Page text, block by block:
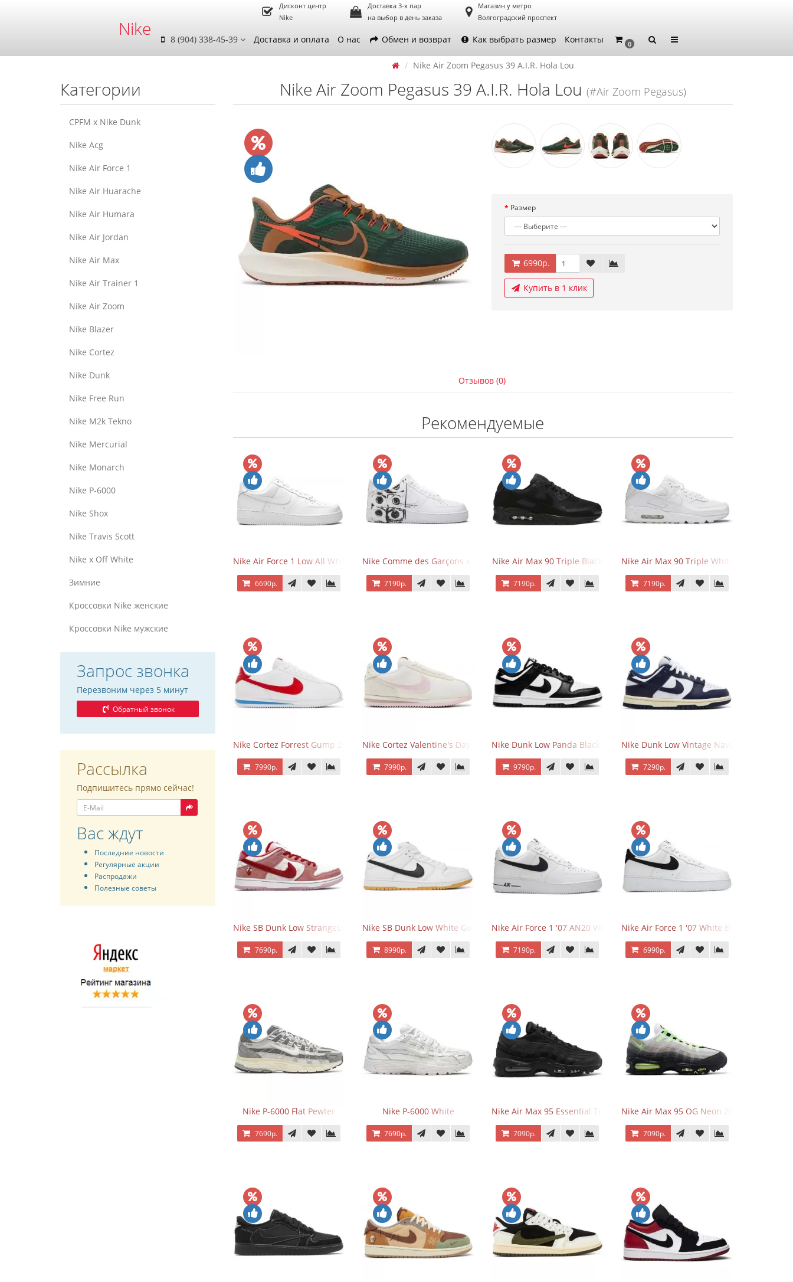
Nike
Дисконт центр
Nike
Доставка 3-х пар
на выбор в день заказа
Магазин у метро
Волгоградский проспект
8 (904) 338-45-39 Доставка и оплата О нас Обмен и возврат Как выбрать размер Контакты 0
Категории
CPFM x Nike Dunk
Nike Acg
Nike Air Force 1
Nike Air Huarache
Nike Air Humara
Nike Air Jordan
Nike Air Max
Nike Air Trainer 1
Nike Air Zoom
Nike Blazer
Nike Cortez
Nike Dunk
Nike Free Run
Nike M2k Tekno
Nike Mercurial
Nike Monarch
Nike P-6000
Nike Shox
Nike Travis Scott
Nike x Off White
Зимние
Кроссовки Nike женские
Кроссовки Nike мужские
Запрос звонка
Перезвоним через 5 минут
Обратный звонок
Рассылка
Подпишитесь прямо сейчас!
Вас ждут
Последние новости
Регулярные акции
Распродажи
Полезные советы
Nike Air Zoom Pegasus 39 A.I.R. Hola Lou
Nike Air Zoom Pegasus 39 A.I.R. Hola Lou (#Air Zoom Pegasus)
Размер
6990р.
Купить в 1 клик
Отзывов (0)
Рекомендуемые
Nike Air Force 1 Low All White
6690р.
Nike Comme des Garçons x Supreme x Air Force 1 Low Eyes
7190р.
Nike Air Max 90 Triple Black
7190р.
Nike Air Max 90 Triple White
7190р.
Nike Cortez Forrest Gump 2024
7990р.
Nike Cortez Valentine's Day 2025
7990р.
Nike Dunk Low Panda Black White
9790р.
Nike Dunk Low Vintage Navy
7290р.
Nike SB Dunk Low StrangeLove Valentine's Day
7690р.
Nike SB Dunk Low White Gum
8990р.
Nike Air Force 1 '07 AN20 White Black
7190р.
Nike Air Force 1 '07 White Black
6990р.
Nike P-6000 Flat Pewter
7690р.
Nike P-6000 White
7690р.
Nike Air Max 95 Essential Triple Black
7090р.
Nike Air Max 95 OG Neon 2025
7090р.